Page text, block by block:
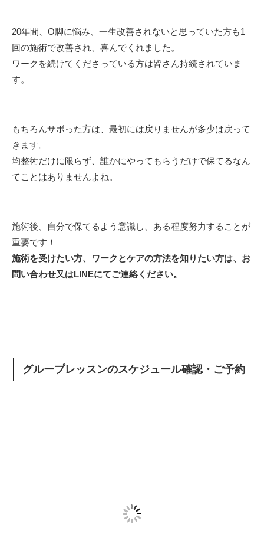
20年間、O脚に悩み、一生改善されないと思っていた方も1
回の施術で改善され、喜んでくれました。
ワークを続けてくださっている方は皆さん持続されていま
す。
もちろんサボった方は、最初には戻りませんが多少は戻って
きます。
均整術だけに限らず、誰かにやってもらうだけで保てるなん
てことはありませんよね。
施術後、自分で保てるよう意識し、ある程度努力することが
重要です！
施術を受けたい方、ワークとケアの方法を知りたい方は、お
問い合わせ又はLINEにてご連絡ください。
グループレッスンのスケジュール確認・ご予約